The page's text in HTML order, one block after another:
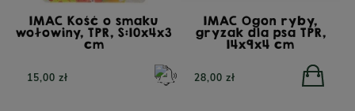
IMAC Kość o smaku
wołowiny, TPR, S:10x4x3
cm
15,00 zł
IMAC Ogon ryby,
gryzak dla psa TPR,
14x9x4 cm
28,00 zł